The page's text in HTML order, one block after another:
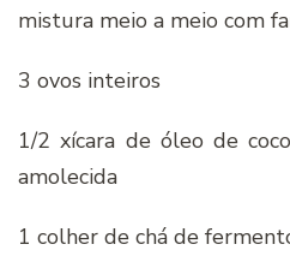
mistura meio a meio com
3 ovos inteiros
1/2 xícara de óleo de
amolecida
1 colher de chá de